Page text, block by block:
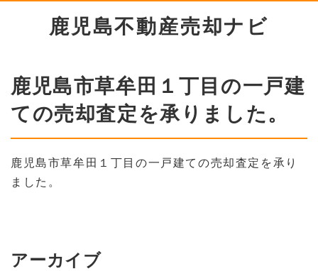
鹿児島不動産売却ナビ
鹿児島市草牟田１丁目の一戸建
ての売却査定を承りました。
鹿児島市草牟田１丁目の一戸建ての売却査定を承り
ました。
アーカイブ